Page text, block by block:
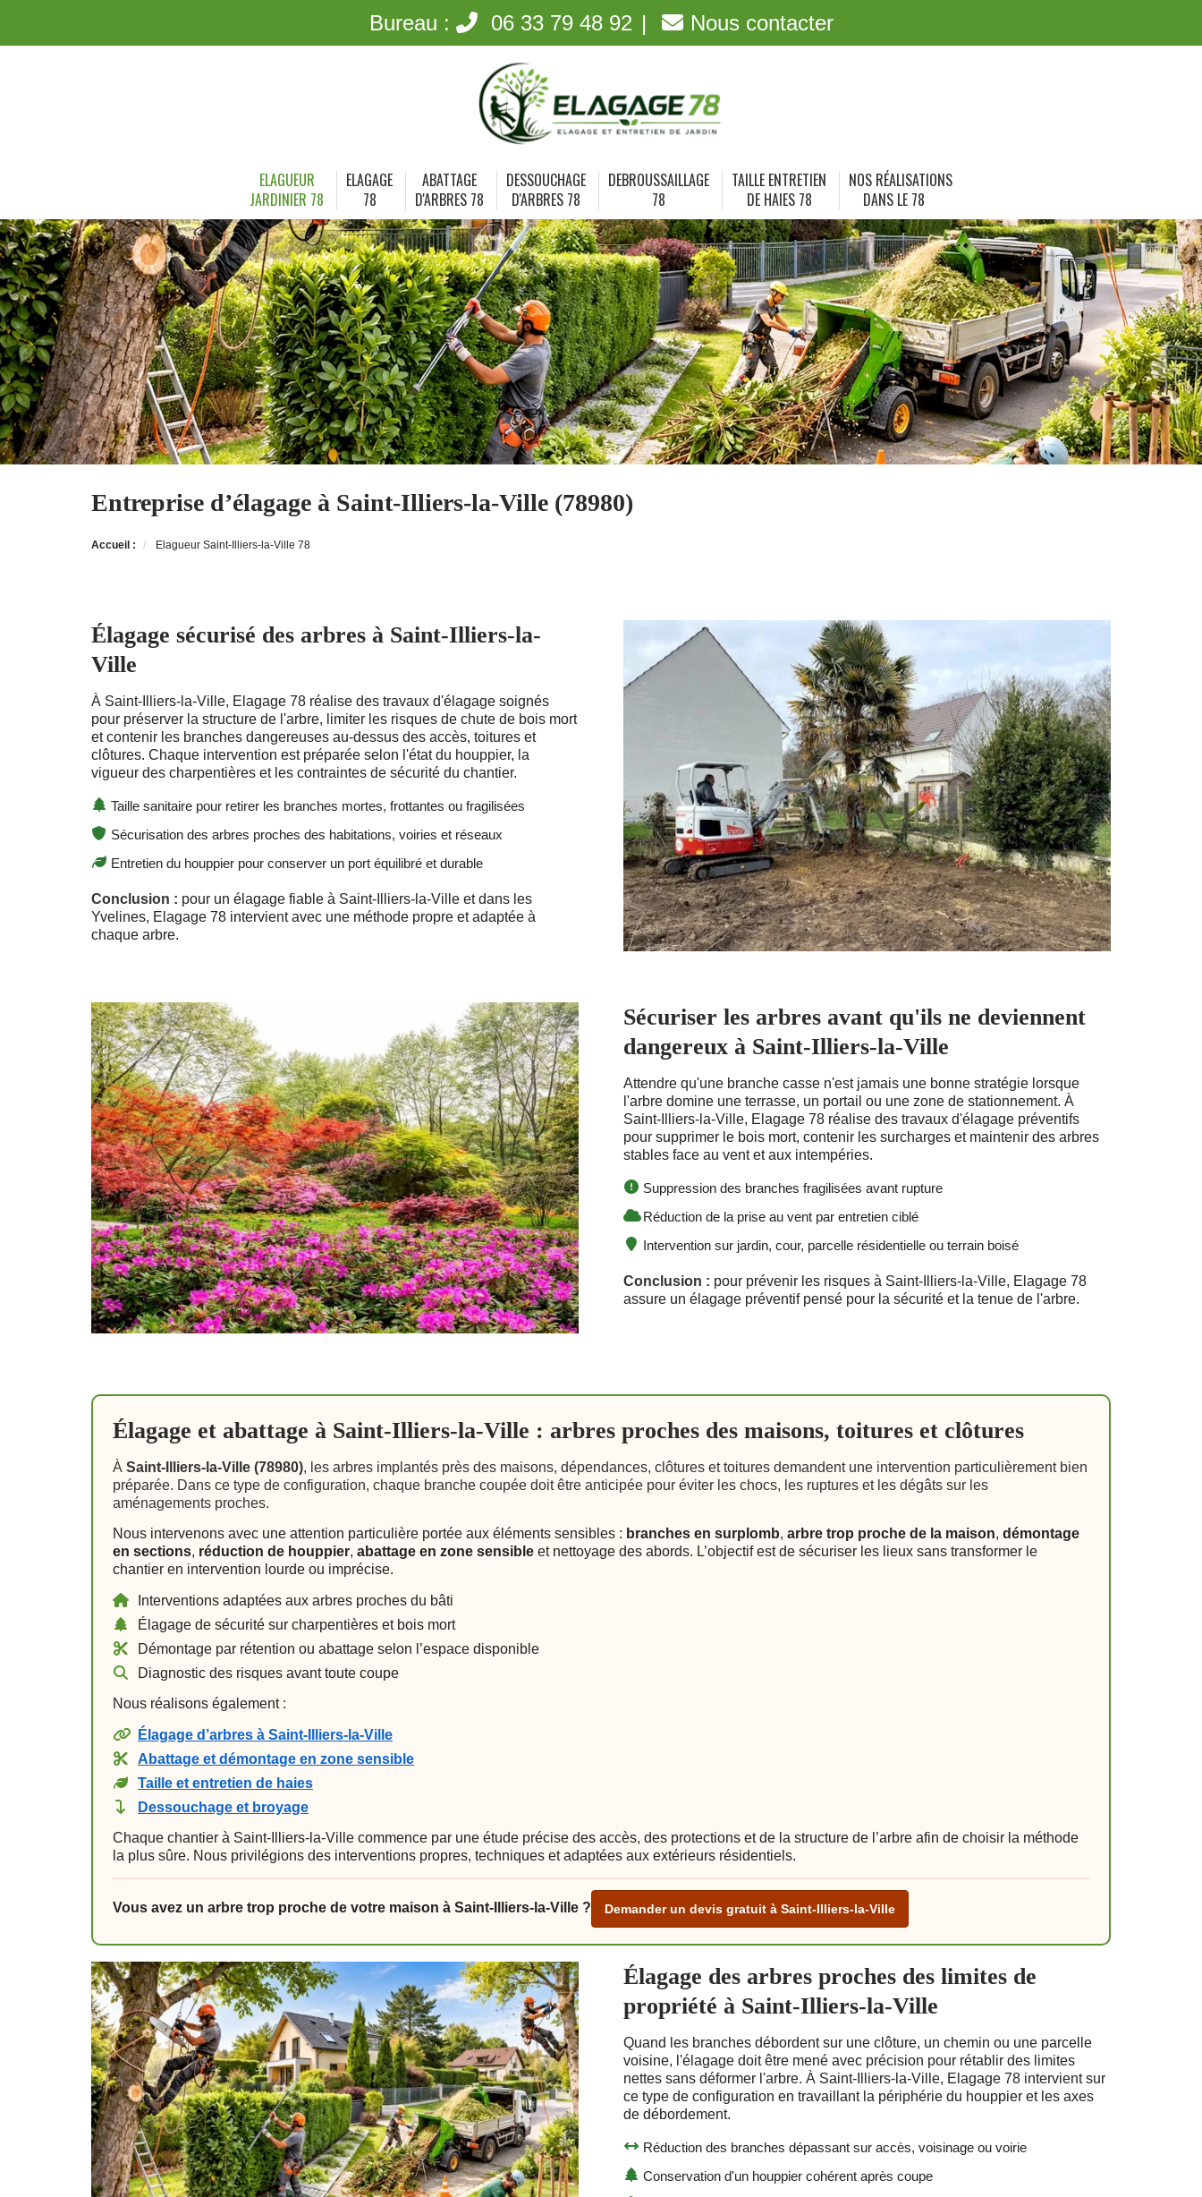
Bureau : 06 33 79 48 92 Nous contacter
ELAGUEUR
JARDINIER 78
ELAGAGE
78
ABATTAGE
D'ARBRES 78
DESSOUCHAGE
D'ARBRES 78
DEBROUSSAILLAGE
78
TAILLE ENTRETIEN
DE HAIES 78
NOS RÉALISATIONS
DANS LE 78
Entreprise d’élagage à Saint-Illiers-la-Ville (78980)
Accueil : Elagueur Saint-Illiers-la-Ville 78
Élagage sécurisé des arbres à Saint-Illiers-la-
Ville
À Saint-Illiers-la-Ville, Elagage 78 réalise des travaux d'élagage soignés
pour préserver la structure de l'arbre, limiter les risques de chute de bois mort
et contenir les branches dangereuses au-dessus des accès, toitures et
clôtures. Chaque intervention est préparée selon l'état du houppier, la
vigueur des charpentières et les contraintes de sécurité du chantier.
Taille sanitaire pour retirer les branches mortes, frottantes ou fragilisées
Sécurisation des arbres proches des habitations, voiries et réseaux
Entretien du houppier pour conserver un port équilibré et durable
Conclusion : pour un élagage fiable à Saint-Illiers-la-Ville et dans les
Yvelines, Elagage 78 intervient avec une méthode propre et adaptée à
chaque arbre.
Sécuriser les arbres avant qu'ils ne deviennent
dangereux à Saint-Illiers-la-Ville
Attendre qu'une branche casse n'est jamais une bonne stratégie lorsque
l'arbre domine une terrasse, un portail ou une zone de stationnement. À
Saint-Illiers-la-Ville, Elagage 78 réalise des travaux d'élagage préventifs
pour supprimer le bois mort, contenir les surcharges et maintenir des arbres
stables face au vent et aux intempéries.
Suppression des branches fragilisées avant rupture
Réduction de la prise au vent par entretien ciblé
Intervention sur jardin, cour, parcelle résidentielle ou terrain boisé
Conclusion : pour prévenir les risques à Saint-Illiers-la-Ville, Elagage 78
assure un élagage préventif pensé pour la sécurité et la tenue de l'arbre.
Élagage et abattage à Saint-Illiers-la-Ville : arbres proches des maisons, toitures et clôtures
À Saint-Illiers-la-Ville (78980), les arbres implantés près des maisons, dépendances, clôtures et toitures demandent une intervention particulièrement bien
préparée. Dans ce type de configuration, chaque branche coupée doit être anticipée pour éviter les chocs, les ruptures et les dégâts sur les
aménagements proches.
Nous intervenons avec une attention particulière portée aux éléments sensibles : branches en surplomb, arbre trop proche de la maison, démontage
en sections, réduction de houppier, abattage en zone sensible et nettoyage des abords. L’objectif est de sécuriser les lieux sans transformer le
chantier en intervention lourde ou imprécise.
Interventions adaptées aux arbres proches du bâti
Élagage de sécurité sur charpentières et bois mort
Démontage par rétention ou abattage selon l’espace disponible
Diagnostic des risques avant toute coupe
Nous réalisons également :
Élagage d’arbres à Saint-Illiers-la-Ville
Abattage et démontage en zone sensible
Taille et entretien de haies
Dessouchage et broyage
Chaque chantier à Saint-Illiers-la-Ville commence par une étude précise des accès, des protections et de la structure de l’arbre afin de choisir la méthode
la plus sûre. Nous privilégions des interventions propres, techniques et adaptées aux extérieurs résidentiels.
Vous avez un arbre trop proche de votre maison à Saint-Illiers-la-Ville ? Demander un devis gratuit à Saint-Illiers-la-Ville
Élagage des arbres proches des limites de
propriété à Saint-Illiers-la-Ville
Quand les branches débordent sur une clôture, un chemin ou une parcelle
voisine, l'élagage doit être mené avec précision pour rétablir des limites
nettes sans déformer l'arbre. À Saint-Illiers-la-Ville, Elagage 78 intervient sur
ce type de configuration en travaillant la périphérie du houppier et les axes
de débordement.
Réduction des branches dépassant sur accès, voisinage ou voirie
Conservation d'un houppier cohérent après coupe